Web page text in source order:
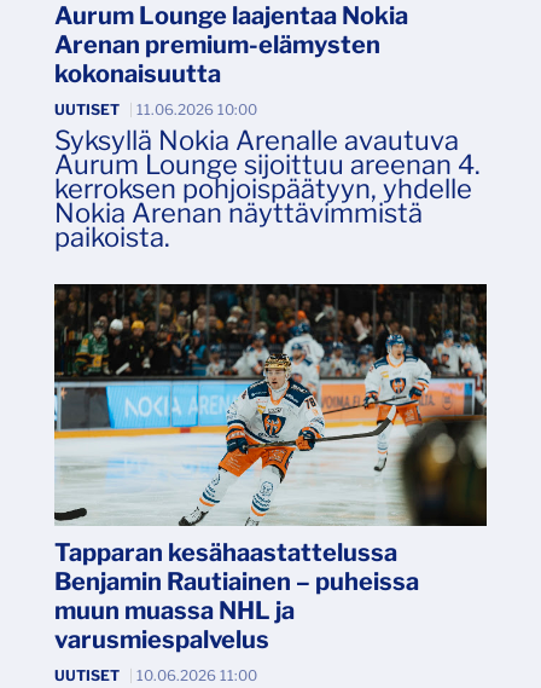
Aurum Lounge laajentaa Nokia
Arenan premium-elämysten
kokonaisuutta
UUTISET 11.06.2026 10:00
Syksyllä Nokia Arenalle avautuva
Aurum Lounge sijoittuu areenan 4.
kerroksen pohjoispäätyyn, yhdelle
Nokia Arenan näyttävimmistä
paikoista.
Tapparan kesähaastattelussa
Benjamin Rautiainen – puheissa
muun muassa NHL ja
varusmiespalvelus
UUTISET 10.06.2026 11:00